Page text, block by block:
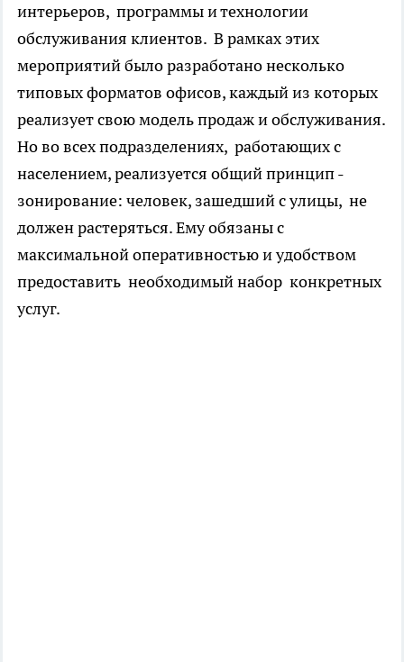
интерьеров, программы и технологии
обслуживания клиентов. В рамках этих
мероприятий было разработано несколько
типовых форматов офисов, каждый из которых
реализует свою модель продаж и обслуживания.
Но во всех подразделениях, работающих с
населением, реализуется общий принцип -
зонирование: человек, зашедший с улицы, не
должен растеряться. Ему обязаны с
максимальной оперативностью и удобством
предоставить необходимый набор конкретных
услуг.